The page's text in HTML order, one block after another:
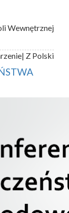
Wewnętrznej
| Z Polski